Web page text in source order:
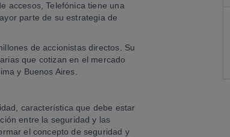
accesos, Telefónica tiene una
parte de su estrategia de
de accionistas directos. Su
que cotizan en el mercado
y Buenos Aires.
característica que debe estar
entre la seguridad y las
el concepto de seguridad y